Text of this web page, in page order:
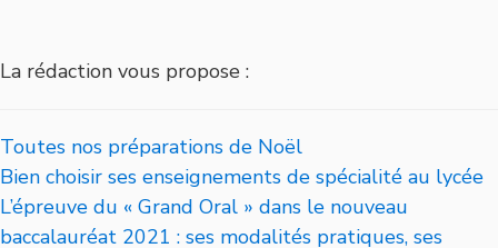
La rédaction vous propose :
Toutes nos préparations de Noël
Bien choisir ses enseignements de spécialité au lycée
L’épreuve du « Grand Oral » dans le nouveau
baccalauréat 2021 : ses modalités pratiques, ses